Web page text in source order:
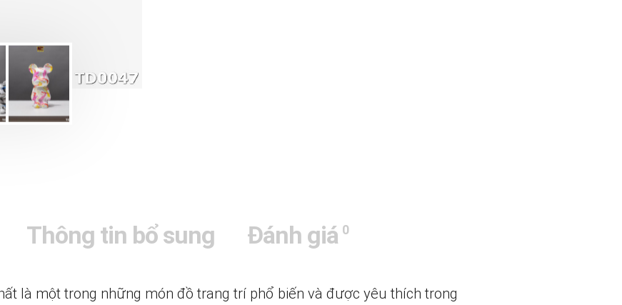
Thông tin bổ sung Đánh giá 0
là một trong những món đồ trang trí phổ biến và được yêu thích trong